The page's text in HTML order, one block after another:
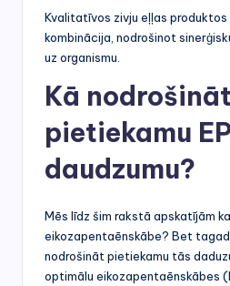
Kvalitatīvos zivju eļļas produktos
kombinācija, nodrošinot
uz organismu.
Kā nodrošināt
pietiekamu
daudzumu?
Mēs līdz šim rakstā apskatījām
eikozapentaēnskābe? Bet
nodrošināt pietiekamu tās
optimālu eikozapentaēnskābes